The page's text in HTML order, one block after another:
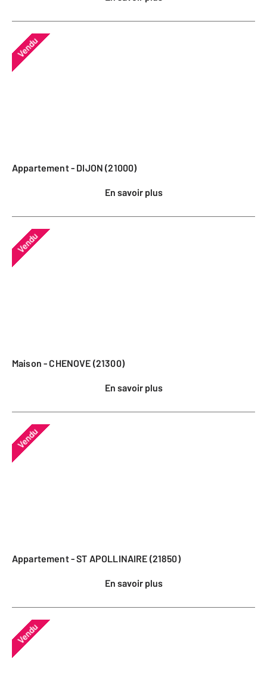
Vendu
Appartement - DIJON (21000)
En savoir plus
Vendu
Maison - CHENOVE (21300)
En savoir plus
Vendu
Appartement - ST APOLLINAIRE (21850)
En savoir plus
Vendu